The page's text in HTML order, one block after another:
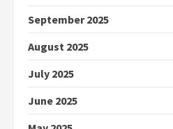
September 2025
August 2025
July 2025
June 2025